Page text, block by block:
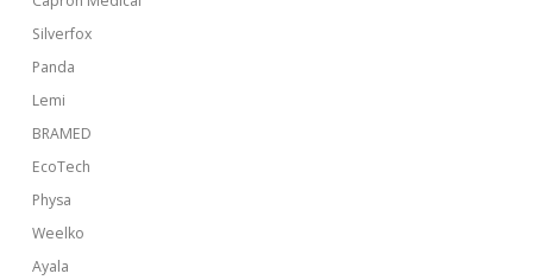
Silverfox
Panda
Lemi
BRAMED
EcoTech
Physa
Weelko
Ayala